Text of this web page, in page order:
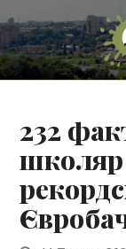
232
школяр